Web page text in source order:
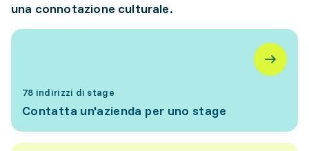
una connotazione culturale.
78 indirizzi di stage
Contatta un'azienda per uno stage